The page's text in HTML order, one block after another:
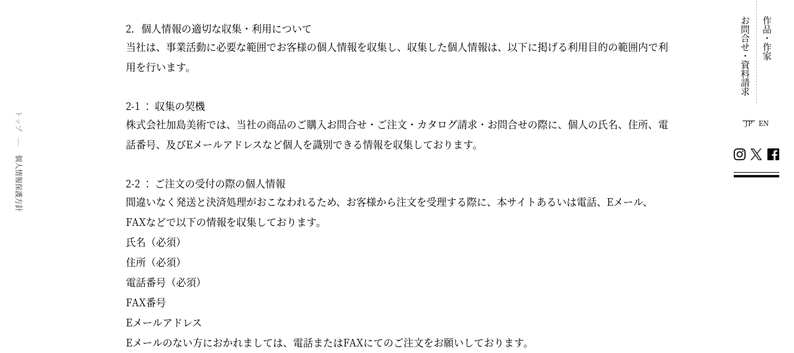
作品・作家
お問合せ・資料請求
JP EN
トップ
個人情報保護方針
2．個人情報の適切な収集・利用について
当社は、事業活動に必要な範囲でお客様の個人情報を収集し、収集した個人情報は、以下に掲げる利用目的の範囲内で利
用を行います。
2-1 ： 収集の契機
株式会社加島美術では、当社の商品のご購入お問合せ・ご注文・カタログ請求・お問合せの際に、個人の氏名、住所、電
話番号、及びEメールアドレスなど個人を識別できる情報を収集しております。
2-2 ： ご注文の受付の際の個人情報
間違いなく発送と決済処理がおこなわれるため、お客様から注文を受理する際に、本サイトあるいは電話、Eメール、
FAXなどで以下の情報を収集しております。
氏名（必須）
住所（必須）
電話番号（必須）
FAX番号
Eメールアドレス
Eメールのない方におかれましては、電話またはFAXにてのご注文をお願いしております。